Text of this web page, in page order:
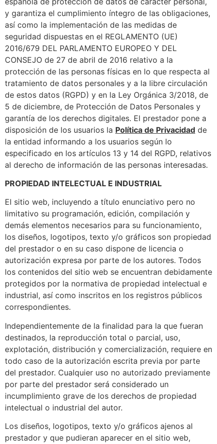
y garantiza el cumplimiento íntegro de las obligaciones,
así como la implementación de las medidas de
seguridad dispuestas en el REGLAMENTO (UE)
2016/679 DEL PARLAMENTO EUROPEO Y DEL
CONSEJO de 27 de abril de 2016 relativo a la
protección de las personas físicas en lo que respecta al
tratamiento de datos personales y a la libre circulación
de estos datos (RGPD) y en la Ley Orgánica 3/2018, de
5 de diciembre, de Protección de Datos Personales y
garantía de los derechos digitales. El prestador pone a
disposición de los usuarios la Política de Privacidad de
la entidad informando a los usuarios según lo
especificado en los artículos 13 y 14 del RGPD, relativos
al derecho de información de las personas interesadas.
PROPIEDAD INTELECTUAL E INDUSTRIAL
El sitio web, incluyendo a título enunciativo pero no
limitativo su programación, edición, compilación y
demás elementos necesarios para su funcionamiento,
los diseños, logotipos, texto y/o gráficos son propiedad
del prestador o en su caso dispone de licencia o
autorización expresa por parte de los autores. Todos
los contenidos del sitio web se encuentran debidamente
protegidos por la normativa de propiedad intelectual e
industrial, así como inscritos en los registros públicos
correspondientes.
Independientemente de la finalidad para la que fueran
destinados, la reproducción total o parcial, uso,
explotación, distribución y comercialización, requiere en
todo caso de la autorización escrita previa por parte
del prestador. Cualquier uso no autorizado previamente
por parte del prestador será considerado un
incumplimiento grave de los derechos de propiedad
intelectual o industrial del autor.
Los diseños, logotipos, texto y/o gráficos ajenos al
prestador y que pudieran aparecer en el sitio web,